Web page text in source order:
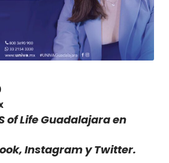
of Life Guadalajara en
, Instagram yTwitter.